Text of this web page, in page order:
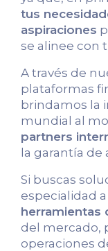
tus
aspiraciones
se alinee con
A través de
plataformas
brindamos la
mundial al
partners
la garantía
Si buscas
especialidad
herramientas
del mercado,
operaciones